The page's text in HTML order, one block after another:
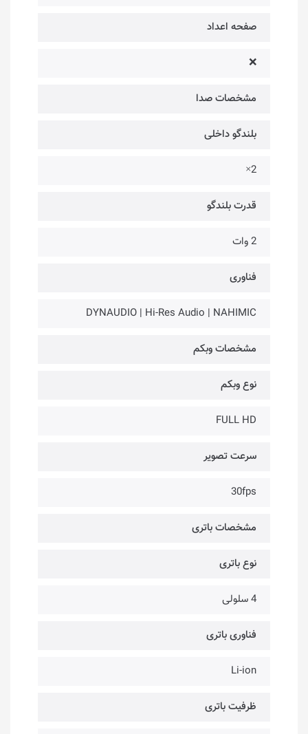
صفحه اعداد
❌
مشخصات صدا
بلندگو داخلی
2×
قدرت بلندگو
2 وات
فناوری‌
DYNAUDIO | Hi-Res Audio | NAHIMIC
مشخصات وبکم
نوع وبکم
FULL HD
سرعت تصویر
30fps
مشخصات باتری
نوع باتری
4 سلولی
فناوری باتری
Li-ion
ظرفیت باتری